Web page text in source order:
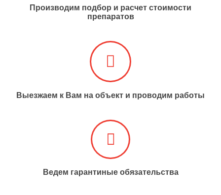
Производим подбор и расчет стоимости
препаратов
Выезжаем к Вам на объект и проводим работы​​​​​​​
Ведем гарантиные обязательства